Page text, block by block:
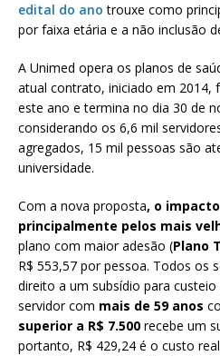
edital do ano trouxe como
por faixa etária e a não inclusão
A Unimed opera os planos de
atual contrato, iniciado em 2014,
este ano e termina no dia 30 de
considerando os 6,6 mil
agregados, 15 mil pessoas são
universidade.
Com a nova proposta, o
principalmente pelos mais
plano com maior adesão (Plano
R$ 553,57 por pessoa. Todos os
direito a um subsídio para
servidor com mais de 59 anos
superior a R$ 7.500 recebe um
portanto, R$ 429,24 é o custo